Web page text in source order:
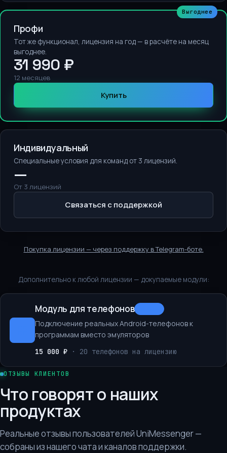
Выгоднее
Профи
Тот же функционал, лицензия на год — в расчёте на месяц
выгоднее.
31 990 ₽
12 месяцев
Купить
Индивидуальный
Специальные условия для команд от 3 лицензий.
—
От 3 лицензий
Связаться с поддержкой
Покупка лицензии — через поддержку в Telegram-боте.
Дополнительно к любой лицензии — докупаемые модули:
Модуль для телефонов
Подключение реальных Android-телефонов к
программам вместо эмуляторов
15 000 ₽ · 20 телефонов на лицензию
ОТЗЫВЫ КЛИЕНТОВ
Что говорят о наших
продуктах
Реальные отзывы пользователей UniMessenger —
собраны из нашего чата и каналов поддержки.